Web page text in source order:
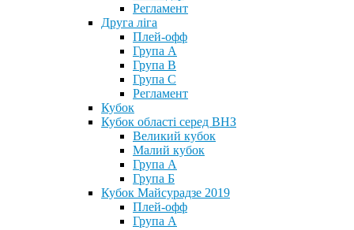
Регламент
Друга ліга
Плей-офф
Група А
Група В
Група С
Регламент
Кубок
Кубок області серед ВНЗ
Великий кубок
Малий кубок
Група А
Група Б
Кубок Майсурадзе 2019
Плей-офф
Група А